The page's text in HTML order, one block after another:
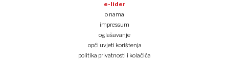
e-lider
o nama
impressum
oglašavanje
opći uvjeti korištenja
politika privatnosti i kolačića